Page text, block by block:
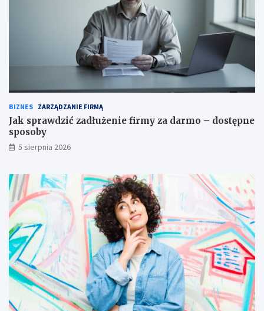
BIZNES ZARZĄDZANIE FIRMĄ
Jak sprawdzić zadłużenie firmy za darmo – dostępne
sposoby
5 sierpnia 2026